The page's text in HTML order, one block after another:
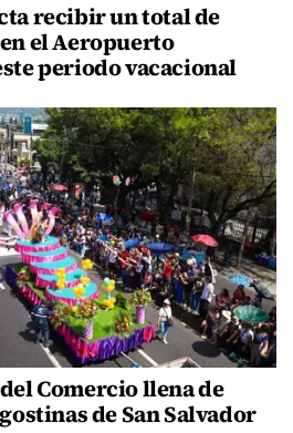
recibir un total de
el Aeropuerto
periodo vacacional
Comercio llena de
de San Salvador